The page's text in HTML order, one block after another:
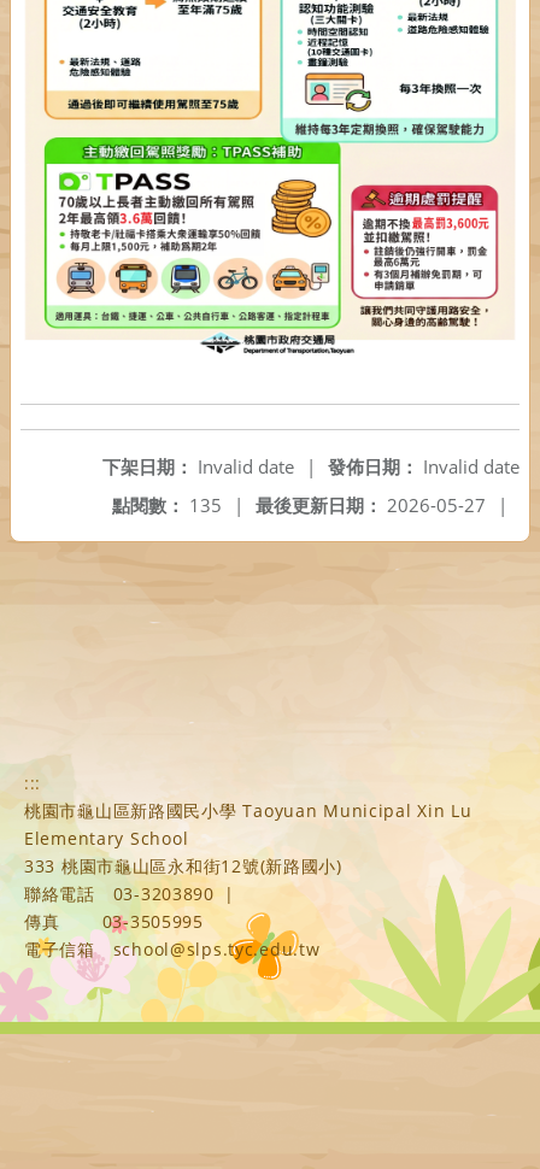
發佈日期： Invalid date
下架日期： Invalid date
|
最後更新日期： 2026-05-27 |
點閱數： 135 |
:::
桃園市龜山區新路國民小學 Taoyuan Municipal Xin Lu
Elementary School
333 桃園市龜山區永和街12號(新路國小)
聯絡電話
03-3203890
|
傳真
03-3505995
電子信箱
school@slps.tyc.edu.tw